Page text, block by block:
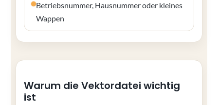
Betriebsnummer, Hausnummer oder kleines
Wappen
Warum die Vektordatei wichtig
ist